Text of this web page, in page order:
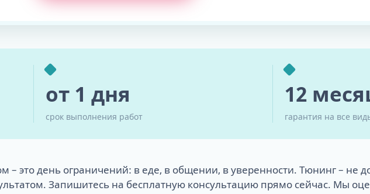
от 1 дня
срок выполнения работ
12
гарантия на все
это день ограничений: в еде, в общении, в уверенности. Тюнинг – не
Запишитесь на бесплатную консультацию прямо сейчас. Мы